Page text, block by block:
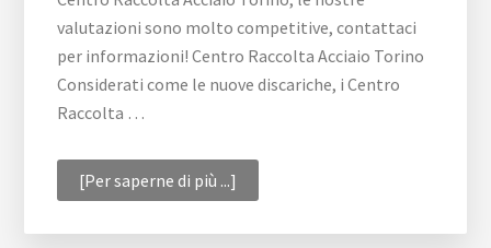
valutazioni sono molto competitive, contattaci
per informazioni! Centro Raccolta Acciaio Torino
Considerati come le nuove discariche, i Centro
Raccolta …
[Per saperne di più ...]
Raccolta
Acciaio